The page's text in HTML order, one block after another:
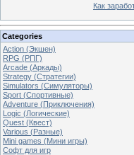
Как
Categories
Action (Экшен)
RPG (РПГ)
Arcade (Аркады)
Strategy (Стратегии)
Simulators (Симуляторы)
Sport (Спортивные)
Adventure (Приключения)
Logic (Логические)
Quest (Квест)
Various (Разные)
Mini games (Мини игры)
Софт для игр